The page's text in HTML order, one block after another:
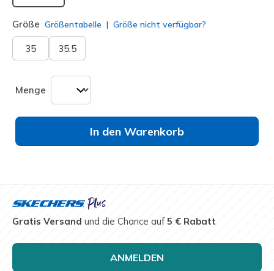
Größe Größentabelle Größe nicht verfügbar?
35 35.5
Menge
In den Warenkorb
Gratis Versand und die Chance auf5 € Rabatt
ANMELDEN